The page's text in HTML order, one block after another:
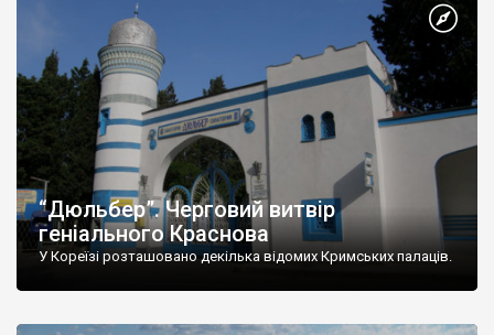
“Дюльбер”. Черговий витвір
геніального Краснова
У Кореїзі розташовано декілька відомих Кримських палаців.